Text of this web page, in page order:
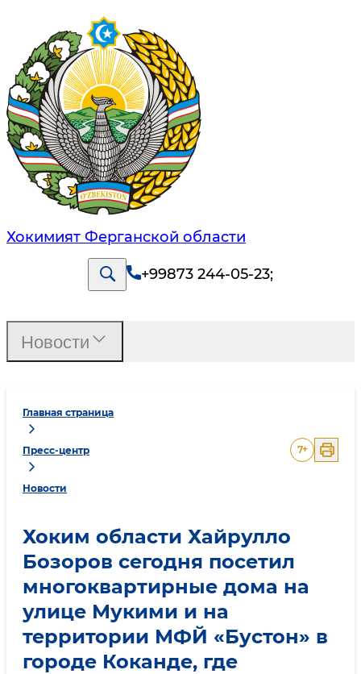
Хокимият Ферганской области
+99873 244-05-23;
Главная страница
Пресс-центр
Новости
7+
Хоким области Хайрулло
Бозоров сегодня посетил
многоквартирные дома на
улице Мукими и на
территории МФЙ «Бустон» в
городе Коканде, где
Новости